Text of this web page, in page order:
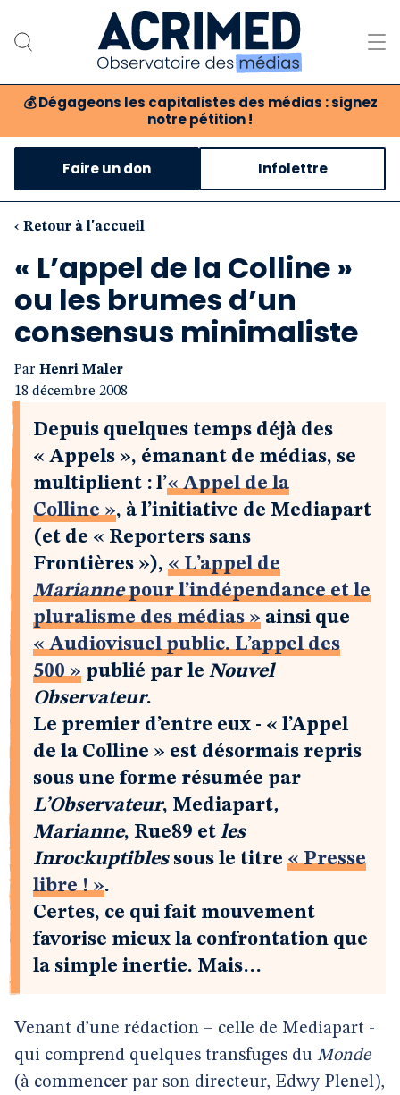
💰 Dégageons les capitalistes des médias : signez
notre pétition !
Notre association
Notre critique des médias
Nos propositions
Notre revue
Boutique
Faire un don Infolettre
‹ Retour à l'accueil
« L’appel de la Colline »
ou les brumes d’un
consensus minimaliste
Par Henri Maler
18 décembre 2008
Depuis quelques temps déjà des
« Appels », émanant de médias, se
multiplient : l’« Appel de la
Colline », à l’initiative de Mediapart
(et de « Reporters sans
Frontières »), « L’appel de
Mariannepour l’indépendance et le
pluralisme des médias » ainsi que
« Audiovisuel public. L’appel des
500 » publié par le Nouvel
Observateur.
Le premier d’entre eux - « l’Appel
de la Colline » est désormais repris
sous une forme résumée par
L’Observateur, Mediapart,
Marianne, Rue89 et les
Inrockuptiblessous le titre « Presse
libre ! ».
Certes, ce qui fait mouvement
favorise mieux la confrontation que
la simple inertie. Mais…
Venant d’une rédaction – celle de Mediapart -
qui comprend quelques transfuges du Monde
(à commencer par son directeur, Edwy Plenel),